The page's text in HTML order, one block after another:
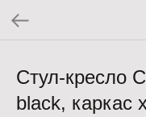
Стул-кресло
black, каркас